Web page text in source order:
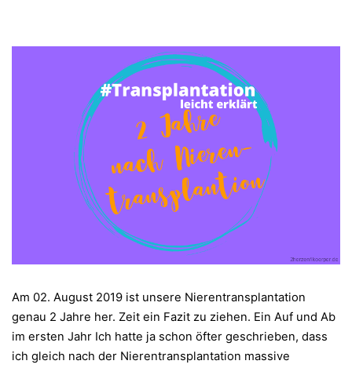
Am 02. August 2019 ist unsere Nierentransplantation
genau 2 Jahre her. Zeit ein Fazit zu ziehen. Ein Auf und Ab
im ersten Jahr Ich hatte ja schon öfter geschrieben, dass
ich gleich nach der Nierentransplantation massive